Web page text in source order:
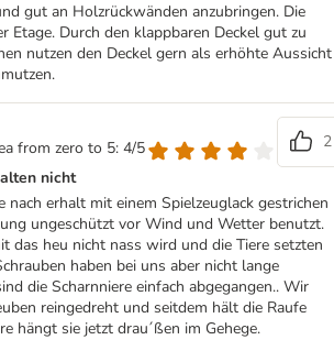
gut an Holzrückwänden anzubringen. Die
Etage. Durch den klappbaren Deckel gut zu
nutzen den Deckel gern als erhöhte Aussicht
from zero to 5: 4/5
2
nicht
nach erhalt mit einem Spielzeuglack gestrichen
ungeschützt vor Wind und Wetter benutzt.
das heu nicht nass wird und die Tiere setzten
haben bei uns aber nicht lange
die Scharnniere einfach abgegangen.. Wir
reingedreht und seitdem hält die Raufe
hängt sie jetzt drau´ßen im Gehege.